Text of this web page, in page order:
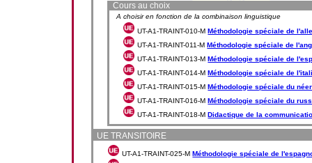
Cours au choix
A choisir en fonction de la combinaison linguistique
UT-A1-TRAINT-010-MMéthodologie spéciale de
UT-A1-TRAINT-011-MMéthodologie spéciale de
UT-A1-TRAINT-013-MMéthodologie spéciale de
UT-A1-TRAINT-014-MMéthodologie spéciale de
UT-A1-TRAINT-015-MMéthodologie spéciale du
UT-A1-TRAINT-016-MMéthodologie spéciale du
UT-A1-TRAINT-018-MDidactique de la
UE TRANSITOIRE
UT-A1-TRAINT-025-MMéthodologie spéciale de